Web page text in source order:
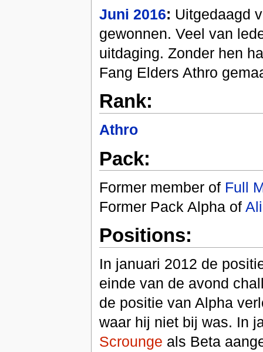
Juni 2016: Uitgedaagd
gewonnen. Veel van
uitdaging. Zonder hen
Fang Elders Athro
Rank:
Athro
Pack:
Former member of Full
Former Pack Alpha of
Positions:
In januari 2012 de
einde van de avond
de positie van Alpha
waar hij niet bij was. In
Scrounge als Beta